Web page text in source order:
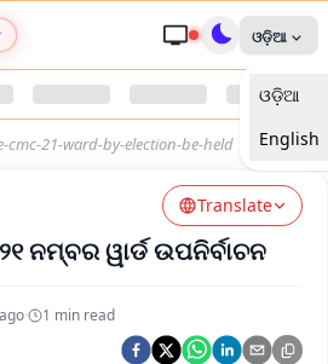
Swaad Odisha
ଓଡ଼ିଆ
ଓଡ଼ିଆ
English
cmc-21-ward-by-election-be-held
Translate
ନମ୍ବର ୱାର୍ଡ ଉପନିର୍ବାଚନ
· 1 min read